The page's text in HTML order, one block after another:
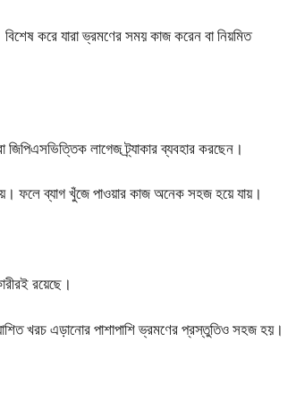
করে যারা ভ্রমণের সময় কাজ করেন বা নিয়মিত
লাগেজ ট্র্যাকার ব্যবহার করছেন।
ফলে ব্যাগ খুঁজে পাওয়ার কাজ অনেক সহজ হয়ে যায়।
রয়েছে।
খরচ এড়ানোর পাশাপাশি ভ্রমণের প্রস্তুতিও সহজ হয়।